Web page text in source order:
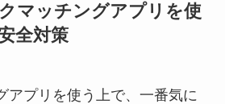
マッチングアプリを使
全対策
アプリを使う上で、一番気に